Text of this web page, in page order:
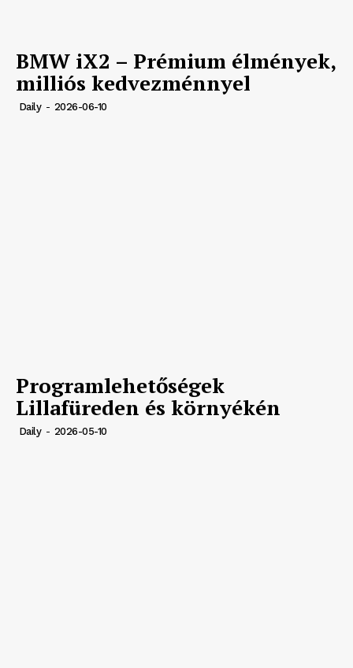
BMW iX2 – Prémium élmények,
milliós kedvezménnyel
Daily - 2026-06-10
Programlehetőségek
Lillafüreden és környékén
Daily - 2026-05-10